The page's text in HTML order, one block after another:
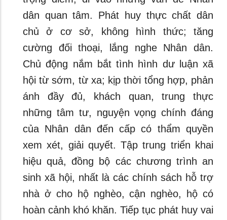
dân quan tâm. Phát huy thực chất dân
chủ ở cơ sở, không hình thức; tăng
cường đối thoại, lắng nghe Nhân dân.
Chủ động nắm bắt tình hình dư luận xã
hội từ sớm, từ xa; kịp thời tổng hợp, phản
ánh đầy đủ, khách quan, trung thực
những tâm tư, nguyện vọng chính đáng
của Nhân dân đến cấp có thẩm quyền
xem xét, giải quyết. Tập trung triển khai
hiệu quả, đồng bộ các chương trình an
sinh xã hội, nhất là các chính sách hỗ trợ
nhà ở cho hộ nghèo, cận nghèo, hộ có
hoàn cảnh khó khăn. Tiếp tục phát huy vai